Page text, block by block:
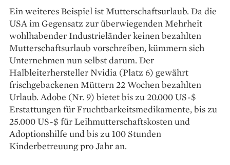
Ein weiteres Beispiel ist Mutterschafts­urlaub. Da die
USA im Gegensatz zur überwiegenden Mehrheit
wohlhabender Industrieländer keinen bezahlten
Mutterschaftsurlaub vorschreiben, kümmern sich
Unternehmen nun selbst darum. Der
Halbleiterhersteller Nvidia (Platz 6) gewährt
frischgebackenen Müttern 22 Wochen bezahlten
Urlaub. Adobe (Nr. 9) bietet bis zu 20.000 US-$
Erstattungen für Fruchtbarkeits­medikamente, bis zu
25.000 US-$ für Leihmutterschaftskosten und
Adoptionshilfe und bis zu 100 Stunden
Kinderbetreuung pro Jahr an.